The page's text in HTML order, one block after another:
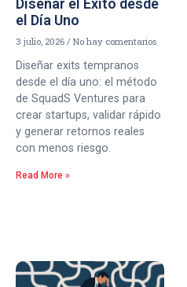
Diseñar el Éxito desde
el Día Uno
3 julio, 2026 No hay comentarios
Diseñar exits tempranos
desde el día uno: el método
de SquadS Ventures para
crear startups, validar rápido
y generar retornos reales
con menos riesgo.
Read More »